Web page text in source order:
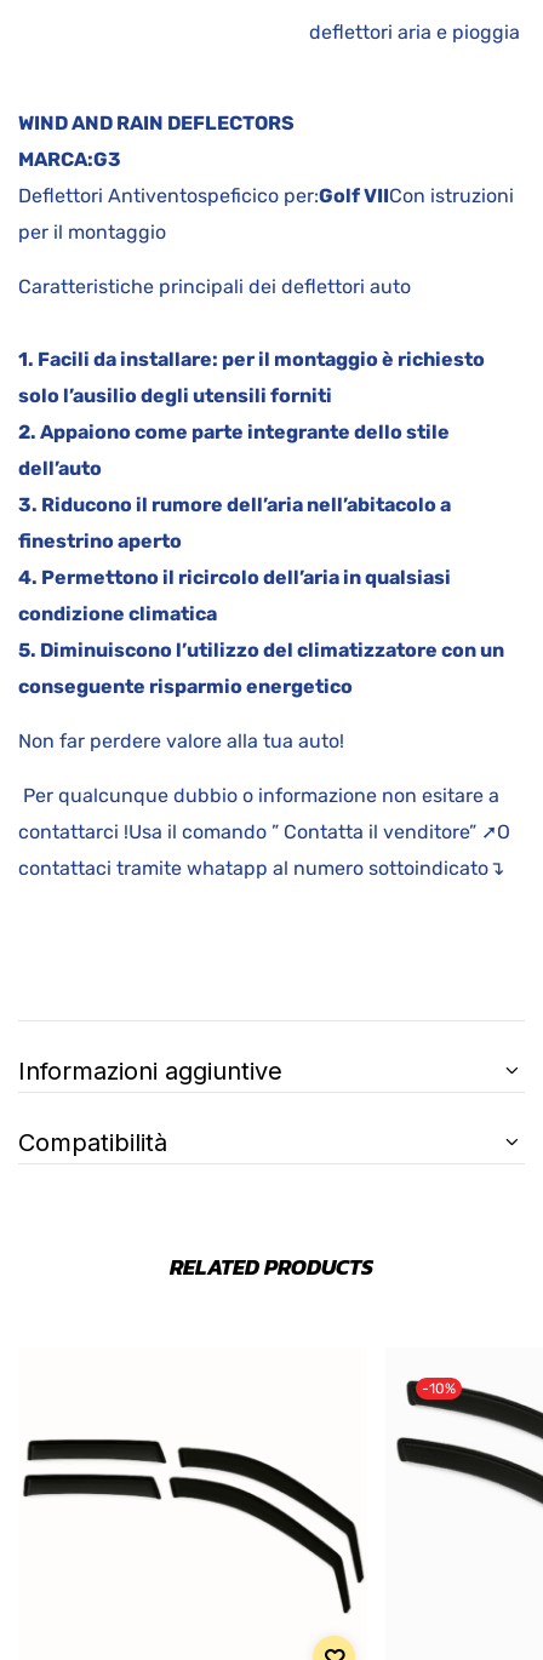
deflettori aria e pioggia
WIND AND RAIN DEFLECTORS
MARCA:G3
Deflettori Antiventospeficico per:Golf VIICon istruzioni
per il montaggio
Caratteristiche principali dei deflettori auto
1. Facili da installare: per il montaggio è richiesto
solo l’ausilio degli utensili forniti
2. Appaiono come parte integrante dello stile
dell’auto
3. Riducono il rumore dell’aria nell’abitacolo a
finestrino aperto
4. Permettono il ricircolo dell’aria in qualsiasi
condizione climatica
5. Diminuiscono l’utilizzo del climatizzatore con un
conseguente risparmio energetico
Non far perdere valore alla tua auto!
Per qualcunque dubbio o informazione non esitare a
contattarci !Usa il comando ” Contatta il venditore” ➚O
contattaci tramite whatapp al numero sottoindicato↴
Informazioni aggiuntive
Compatibilità
RELATED PRODUCTS
-10%